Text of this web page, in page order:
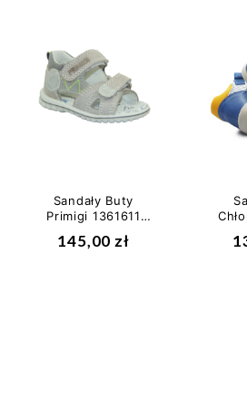
Sandały Buty
Primigi 1361611
na Rzepy
145,00 zł
339a